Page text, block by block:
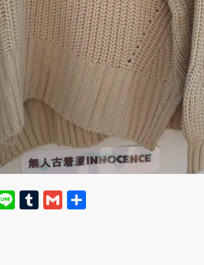
Li T G 共